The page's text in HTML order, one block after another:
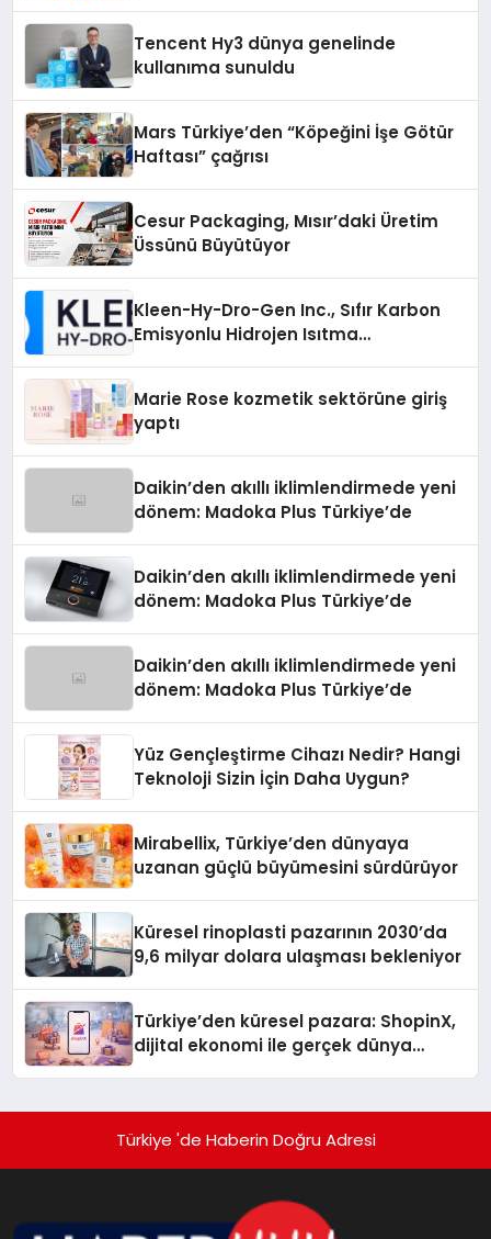
Tencent Hy3 dünya genelinde
kullanıma sunuldu
Mars Türkiye’den “Köpeğini İşe Götür
Haftası” çağrısı
Cesur Packaging, Mısır’daki Üretim
Üssünü Büyütüyor
Kleen-Hy-Dro-Gen Inc., Sıfır Karbon
Emisyonlu Hidrojen Isıtma
Marie Rose kozmetik sektörüne giriş
yaptı
Daikin’den akıllı iklimlendirmede yeni
dönem: Madoka Plus Türkiye’de
Daikin’den akıllı iklimlendirmede yeni
dönem: Madoka Plus Türkiye’de
Daikin’den akıllı iklimlendirmede yeni
dönem: Madoka Plus Türkiye’de
Yüz Gençleştirme Cihazı Nedir? Hangi
Teknoloji Sizin İçin Daha Uygun?
Mirabellix, Türkiye’den dünyaya
uzanan güçlü büyümesini sürdürüyor
Küresel rinoplasti pazarının 2030’da
9,6 milyar dolara ulaşması bekleniyor
Türkiye’den küresel pazara: ShopinX,
dijital ekonomi ile gerçek dünya
Türkiye 'de Haberin Doğru Adresi